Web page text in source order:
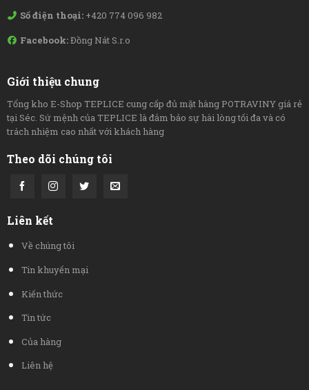
Số điện thoại: +420 774 096 982
Facebook:Đồng Nát S.r.o
Giới thiệu chung
Tổng kho E-Shop TEPLICE cung cấp đủ mặt hàng POTRAVINY giá rẻ
tại Séc. Sứ mệnh của TEPLICE là đảm bảo sự hài lòng tối đa và có
trách nhiệm cao nhất với khách hàng
Theo dõi chúng tôi
Liên kết
Về chúng tôi
Tin khuyến mại
Kiến thức
Tin tức
Của hàng
Liên hệ